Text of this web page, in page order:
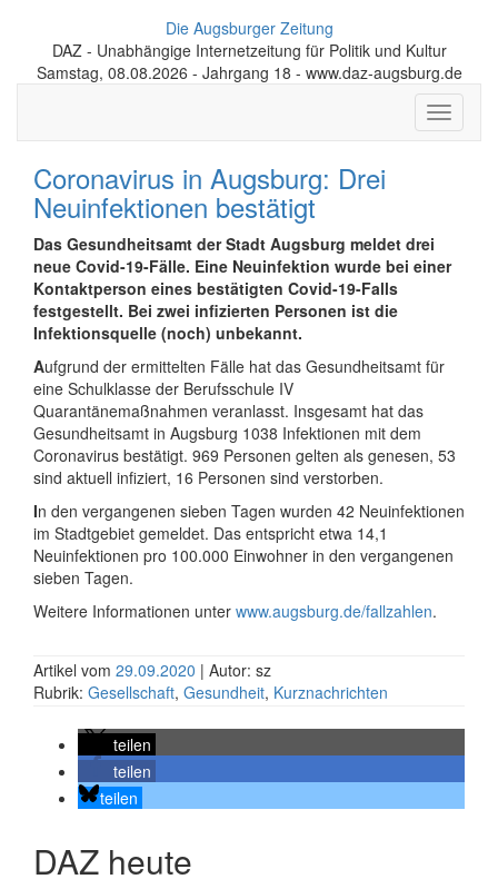
Die Augsburger Zeitung
DAZ - Unabhängige Internetzeitung für Politik und Kultur
Samstag, 08.08.2026 - Jahrgang 18 - www.daz-augsburg.de
Toggle
Coronavirus in Augsburg: Drei
Neuinfektionen bestätigt
Das Gesundheitsamt der Stadt Augsburg meldet drei
neue Covid-19-Fälle. Eine Neuinfektion wurde bei einer
Kontaktperson eines bestätigten Covid-19-Falls
festgestellt. Bei zwei infizierten Personen ist die
Infektionsquelle (noch) unbekannt.
Aufgrund der ermittelten Fälle hat das Gesundheitsamt für
eine Schulklasse der Berufsschule IV
Quarantänemaßnahmen veranlasst. Insgesamt hat das
Gesundheitsamt in Augsburg 1038 Infektionen mit dem
Coronavirus bestätigt. 969 Personen gelten als genesen, 53
sind aktuell infiziert, 16 Personen sind verstorben.
In den vergangenen sieben Tagen wurden 42 Neuinfektionen
im Stadtgebiet gemeldet. Das entspricht etwa 14,1
Neuinfektionen pro 100.000 Einwohner in den vergangenen
sieben Tagen.
Weitere Informationen unter www.augsburg.de/fallzahlen.
Artikel vom 29.09.2020 | Autor: sz
Rubrik: Gesellschaft, Gesundheit, Kurznachrichten
teilen
teilen
teilen
DAZ heute